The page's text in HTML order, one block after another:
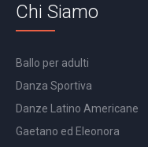
Chi Siamo
Ballo per adulti
Danza Sportiva
Danze Latino Americane
Gaetano ed Eleonora